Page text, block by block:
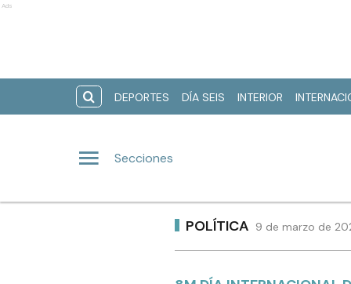
Ads
DEPORTES DÍA SEIS INTERIOR
Secciones
POLÍTICA 9 de marzo de